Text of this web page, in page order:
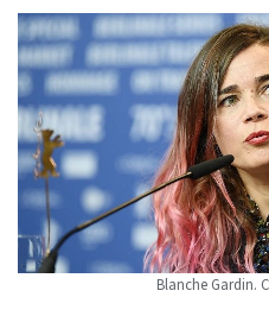
Blanche Gardin.